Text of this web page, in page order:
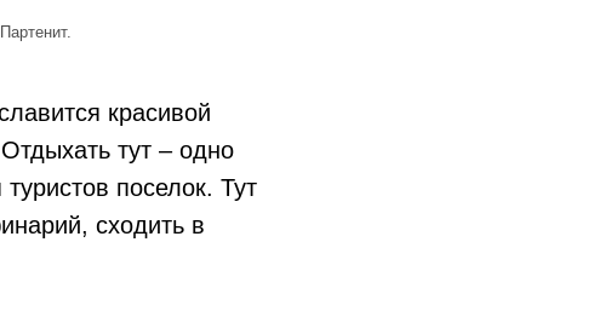
красивой
тут – одно
поселок. Тут
сходить в